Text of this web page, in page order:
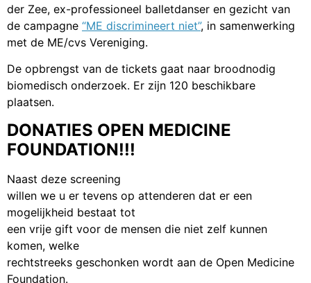
der Zee, ex-professioneel balletdanser en gezicht van
de campagne “ME discrimineert niet”, in samenwerking
met de ME/cvs Vereniging.
De opbrengst van de tickets gaat naar broodnodig
biomedisch onderzoek. Er zijn 120 beschikbare
plaatsen.
DONATIES OPEN MEDICINE
FOUNDATION!!!
Naast deze screening
willen we u er tevens op attenderen dat er een
mogelijkheid bestaat tot
een vrije gift voor de mensen die niet zelf kunnen
komen, welke
rechtstreeks geschonken wordt aan de Open Medicine
Foundation.